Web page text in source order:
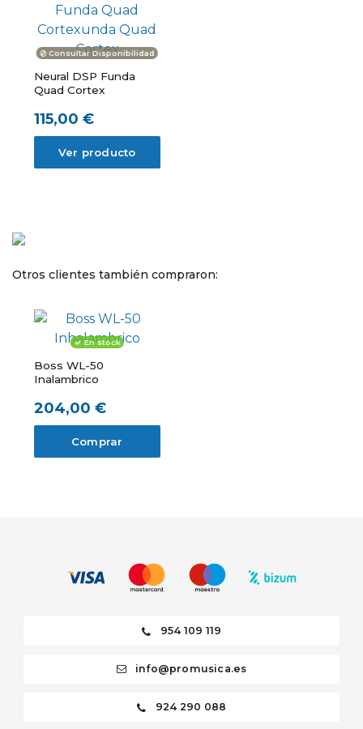
Consultar Disponibilidad
Neural DSP Funda
Quad Cortex
115,00 €
Ver producto
Otros clientes también compraron:
En stock
Boss WL-50
Inalambrico
204,00 €
Comprar
954 109 119
info@promusica.es
924 290 088